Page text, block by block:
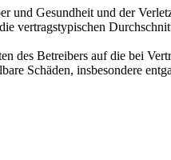
und Gesundheit und der
vertragstypischen
des Betreibers auf die bei
Schäden, insbesondere